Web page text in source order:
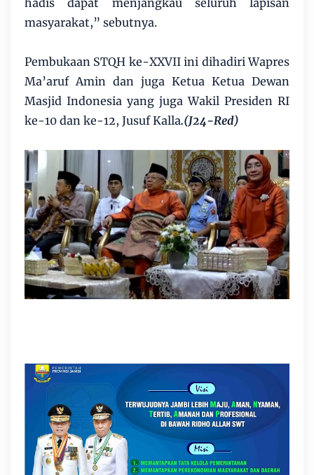
hadis dapat menjangkau seluruh lapisan
masyarakat,” sebutnya.
Pembukaan STQH ke-XXVII ini dihadiri Wapres
Ma’aruf Amin dan juga Ketua Ketua Dewan
Masjid Indonesia yang juga Wakil Presiden RI
ke-10 dan ke-12, Jusuf Kalla.(J24-Red)